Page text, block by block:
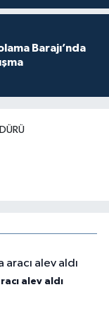
Barajı’nda
alev aldı